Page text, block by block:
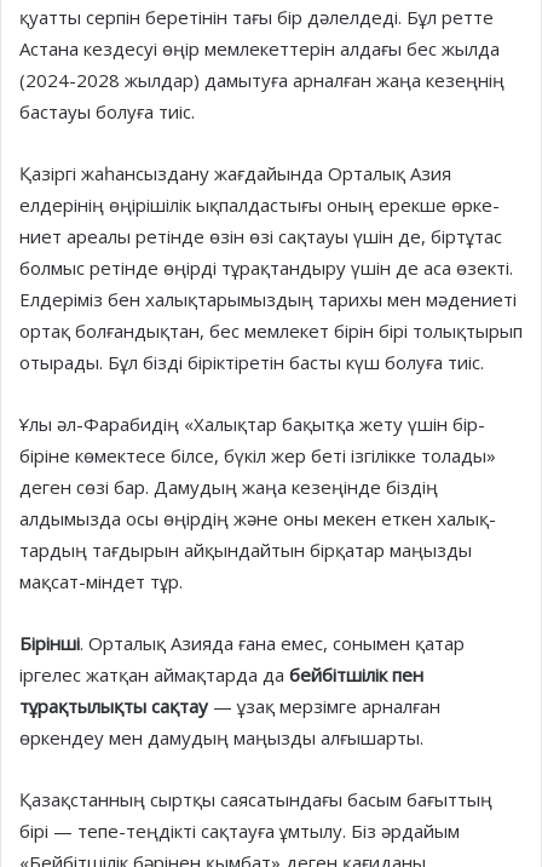
қуат­ты серпін беретінін тағы бір дәлел­деді. Бұл ретте
Астана кезде­суі өңір мем­лекеттерін алдағы бес жылда
(2024-2028 жылдар) дамытуға арналған жаңа кезеңнің
бастауы болуға тиіс.
Қазіргі жаһансыздану жағдайын­да Орталық Азия
елдерінің өңірі­ші­­­лік ықпалдастығы оның ерекше өр­ке­­
ниет ареалы ретінде өзін өзі сақтауы үшін де, біртұтас
болмыс ретінде өңір­ді тұрақтандыру үшін де аса өзекті.
Елдеріміз бен халықтарымыз­дың тари­хы мен мәдениеті
ортақ болған­дық­тан, бес мемлекет бірін бірі то­лықтырып
отырады. Бұл бізді бірік­ті­ретін басты күш болуға тиіс.
Ұлы әл-Фарабидің «Халықтар бақытқа жету үшін бір-
біріне кө­мек­тесе білсе, бүкіл жер беті ізгілік­ке тола­ды»
деген сөзі бар. Дамудың жаңа кезеңінде біздің
алдымызда осы өңірдің және оны мекен еткен ха­лық­
тардың тағдырын айқындай­тын бірқа­тар маңызды
мақсат-міндет­ тұр.
Бірінші. Орталық Азияда ғана емес, сонымен қатар
іргелес жат­қан аймақтарда да бейбітшілік пен
тұрақтылықты сақтау — ұзақ мер­зім­ге арналған
өркендеу мен даму­дың маңыз­ды алғышарты.
Қазақстанның сыртқы саяса­тындағы басым бағыттың
бірі — тепе-теңдікті сақтауға ұмтылу. Біз әрдайым